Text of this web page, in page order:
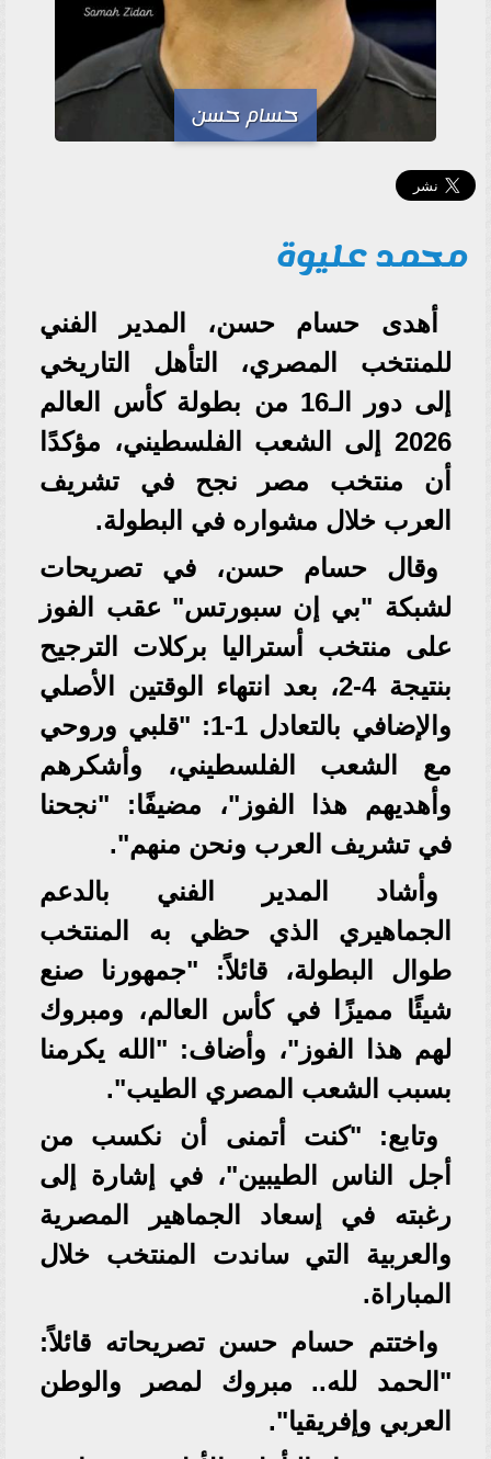
حسام حسن
محمد عليوة
أهدى حسام حسن، المدير الفني
للمنتخب المصري، التأهل التاريخي
إلى دور الـ16 من بطولة كأس العالم
2026 إلى الشعب الفلسطيني، مؤكدًا
أن منتخب مصر نجح في تشريف
العرب خلال مشواره في البطولة.
وقال حسام حسن، في تصريحات
لشبكة "بي إن سبورتس" عقب الفوز
على منتخب أستراليا بركلات الترجيح
بنتيجة 4-2، بعد انتهاء الوقتين الأصلي
والإضافي بالتعادل 1-1: "قلبي وروحي
مع الشعب الفلسطيني، وأشكرهم
وأهديهم هذا الفوز"، مضيفًا: "نجحنا
في تشريف العرب ونحن منهم".
وأشاد المدير الفني بالدعم
الجماهيري الذي حظي به المنتخب
طوال البطولة، قائلاً: "جمهورنا صنع
شيئًا مميزًا في كأس العالم، ومبروك
لهم هذا الفوز"، وأضاف: "الله يكرمنا
بسبب الشعب المصري الطيب".
وتابع: "كنت أتمنى أن نكسب من
أجل الناس الطيبين"، في إشارة إلى
رغبته في إسعاد الجماهير المصرية
والعربية التي ساندت المنتخب خلال
المباراة.
واختتم حسام حسن تصريحاته قائلاً:
"الحمد لله.. مبروك لمصر والوطن
العربي وإفريقيا".